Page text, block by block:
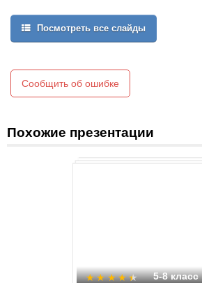
Посмотреть все слайды
Сообщить об ошибке
Похожие презентации
5-8 класс